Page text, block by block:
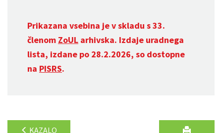
Prikazana vsebina je v skladu s 33.
členom ZoUL arhivska. Izdaje uradnega
lista, izdane po 28.2.2026, so dostopne
na PISRS.
KAZALO